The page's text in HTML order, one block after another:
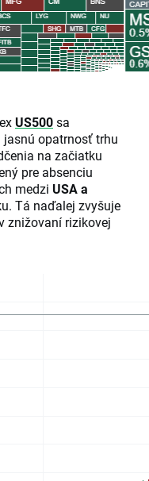
US500sa
opatrnosť trhu
na začiatku
pre absenciu
medzi USA a
Tá naďalej zvyšuje
znižovaní rizikovej